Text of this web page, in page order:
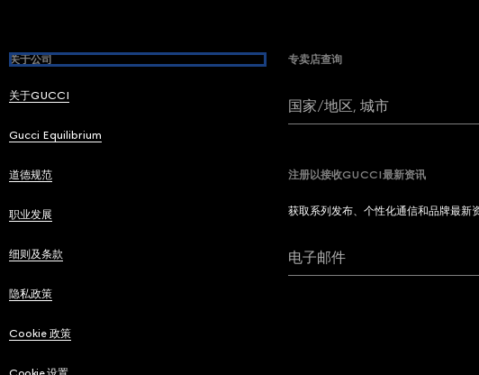
关于公司
关于GUCCI
Gucci Equilibrium
道德规范
职业发展
细则及条款
隐私政策
Cookie 政策
专卖店查询
国家/地区, 城市
注册以接收GUCCI最新资讯
获取系列发布、个性化通信和品牌最新
电子邮件